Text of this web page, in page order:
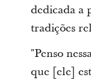
dedicada a
tradições
"Penso
que [ele]